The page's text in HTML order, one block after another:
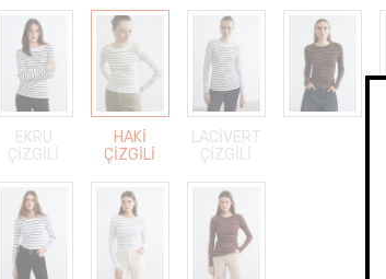
EKRU
ÇİZGİLİ
HAKİ
ÇİZGİLİ
LACİVERT
ÇİZGİLİ